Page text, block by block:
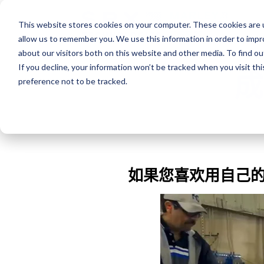
This website stores cookies on your computer. These cookies
allow us to remember you. We use this information in order to
about our visitors both on this website and other media. To find
If you decline, your information won’t be tracked when you visit
preference not to be tracked.
如果您喜欢用自己